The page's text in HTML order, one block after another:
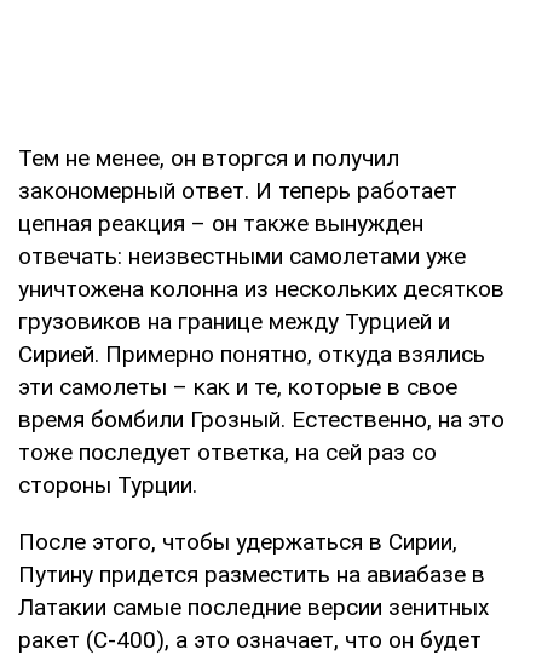
Тем не менее, он вторгся и получил
закономерный ответ. И теперь работает
цепная реакция – он также вынужден
отвечать: неизвестными самолетами уже
уничтожена колонна из нескольких десятков
грузовиков на границе между Турцией и
Сирией. Примерно понятно, откуда взялись
эти самолеты – как и те, которые в свое
время бомбили Грозный. Естественно, на это
тоже последует ответка, на сей раз со
стороны Турции.
После этого, чтобы удержаться в Сирии,
Путину придется разместить на авиабазе в
Латакии самые последние версии зенитных
ракет (С-400), а это означает, что он будет